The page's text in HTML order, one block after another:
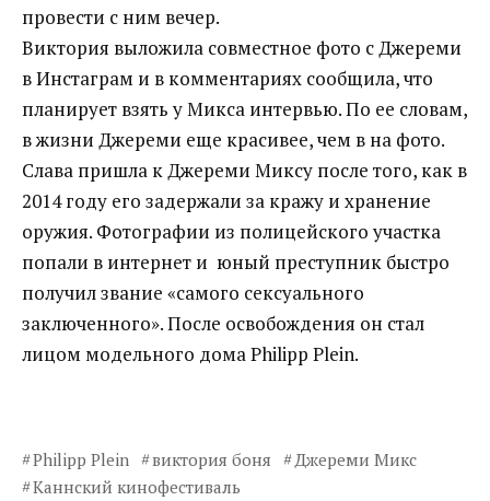
провести с ним вечер.
Виктория выложила совместное фото с Джереми
в Инстаграм и в комментариях сообщила, что
планирует взять у Микса интервью. По ее словам,
в жизни Джереми еще красивее, чем в на фото.
Слава пришла к Джереми Миксу после того, как в
2014 году его задержали за кражу и хранение
оружия. Фотографии из полицейского участка
попали в интернет и юный преступник быстро
получил звание «самого сексуального
заключенного». После освобождения он стал
лицом модельного дома Philipp Plein.
Philipp Plein виктория боня
Джереми Микс
Каннский кинофестиваль